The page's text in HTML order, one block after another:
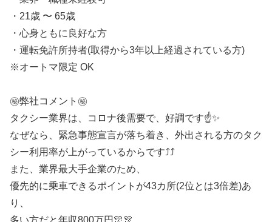
・21歳 〜 65歳
・心身ともに良好な方
・運転免許所持者(取得から3年以上経過されている方)
※オートマ限定 OK
㊙️弊社コメント㊙️
タクシー業界は、コロナ後需要で、好調です☝✨
なぜなら、緊急事態宣言が落ち着き、外出される方のタク
シー利用率が上がっているからです⤴⤴
また、業界最大手企業のため、
優先的に乗車できるポイントが43カ所(2位とは3倍差)あ
り、